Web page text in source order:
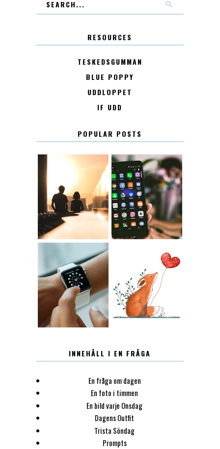
RESOURCES
TESKEDSGUMMAN
BLUE POPPY
UDDLOPPET
IF UDD
POPULAR POSTS
KONTAKT KONTAKTLISTA
12.30 LUGN
INNEHÅLL I EN FRÅGA
En fråga om dagen
En foto i timmen
En bild varje Onsdag
Dagens Outfit
Trista Söndag
Prompts